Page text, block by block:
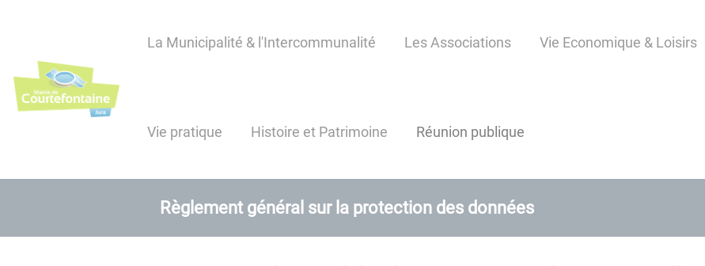
menu
contenu
principal
recherche
pied
La Municipalité & l'Intercommunalité Les Associations Vie Economique & Loisirs
Vie pratique Histoire et Patrimoine Réunion publique
Règlement général sur la protection des données